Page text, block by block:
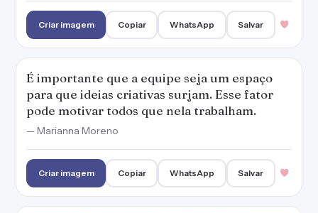
Criar imagem Copiar WhatsApp Salvar
É importante que a equipe seja um espaço
para que ideias criativas surjam. Esse fator
pode motivar todos que nela trabalham.
— Marianna Moreno
Criar imagem Copiar WhatsApp Salvar